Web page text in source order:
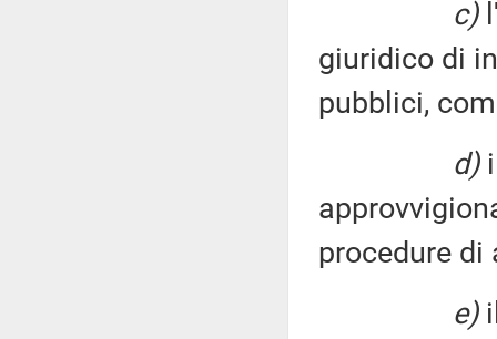
c)
giuridico di
pubblici,
d)
procedure di
e)